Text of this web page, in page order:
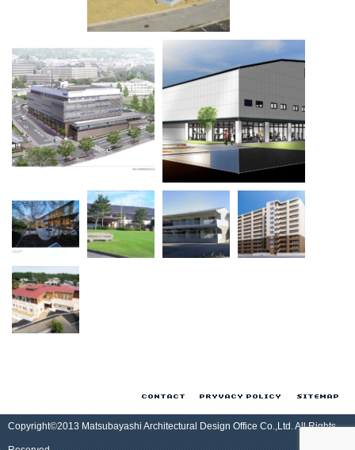
お問い合わせ プライバシーポ
Copyright©2013 Matsubayashi Architectural Design Office Co.,Ltd. All Rights